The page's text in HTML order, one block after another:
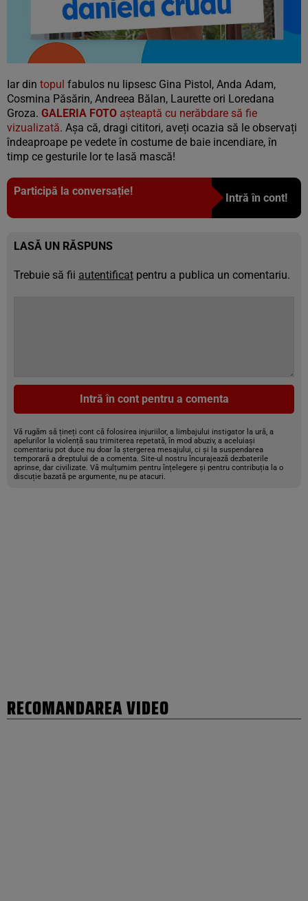
Iar din topul fabulos nu lipsesc Gina Pistol, Anda Adam,
Cosmina Păsărin, Andreea Bălan, Laurette ori Loredana
Groza. GALERIA FOTO așteaptă cu nerăbdare să fie
vizualizată. Așa că, dragi cititori, aveți ocazia să le observați
îndeaproape pe vedete în costume de baie incendiare, în
timp ce gesturile lor te lasă mască!
Participă la conversație!
Intră în cont!
LASĂ UN RĂSPUNS
Trebuie să fii autentificat pentru a publica un comentariu.
Intră în cont pentru a comenta
Vă rugăm să țineți cont că folosirea injuriilor, a limbajului instigator la ură, a
apelurilor la violență sau trimiterea repetată, în mod abuziv, a aceluiași
comentariu pot duce nu doar la ștergerea mesajului, ci și la suspendarea
temporară a dreptului de a comenta. Site-ul nostru încurajează dezbaterile
aprinse, dar civilizate. Vă mulțumim pentru înțelegere și pentru contribuția la o
discuție bazată pe argumente, nu pe atacuri.
RECOMANDAREA VIDEO